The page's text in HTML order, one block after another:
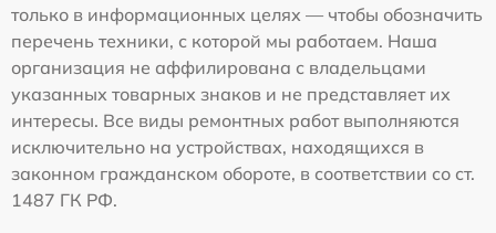
только в информационных целях — чтобы обозначить
перечень техники, с которой мы работаем. Наша
организация не аффилирована с владельцами
указанных товарных знаков и не представляет их
интересы. Все виды ремонтных работ выполняются
исключительно на устройствах, находящихся в
законном гражданском обороте, в соответствии со ст.
1487 ГК РФ.